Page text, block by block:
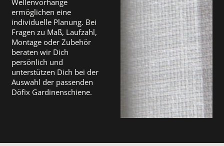
Wellenvorhänge
ermöglichen eine
individuelle Planung. Bei
Fragen zu Maß, Laufzahl,
Montage oder Zubehör
beraten wir Dich
persönlich und
unterstützen Dich bei der
Auswahl der passenden
Döfix Gardinenschiene.